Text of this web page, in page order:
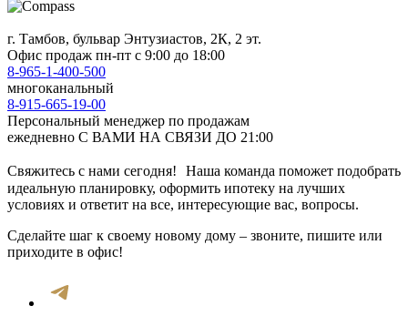
г. Тамбов, бульвар Энтузиастов, 2К, 2 эт.
Офис продаж пн-пт с 9:00 до 18:00
8-965-1-400-500
многоканальный
8-915-665-19-00
Персональный менеджер по продажам
ежедневно С ВАМИ НА СВЯЗИ ДО 21:00
Свяжитесь с нами сегодня! Наша команда поможет подобрать
идеальную планировку, оформить ипотеку на лучших
условиях и ответит на все, интересующие вас, вопросы.
Сделайте шаг к своему новому дому – звоните, пишите или
приходите в офис!